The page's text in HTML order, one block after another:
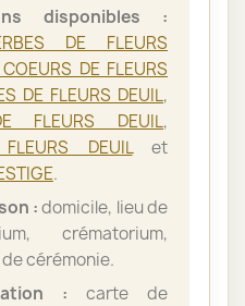
disponibles :
DE FLEURS
DE FLEURS
DE FLEURS DEUIL,
FLEURS DEUIL,
DEUILet
.
:domicile, lieu de
crématorium,
cérémonie.
: carte de